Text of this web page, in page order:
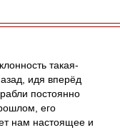
такая-
идя вперёд
постоянно
его
нам настоящее и